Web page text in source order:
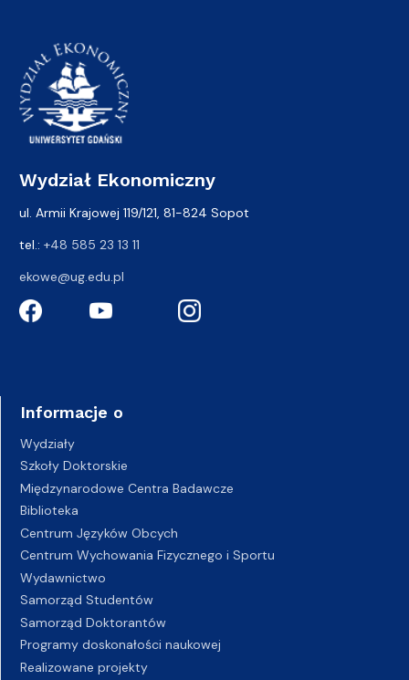
Wydział Ekonomiczny
ul. Armii Krajowej 119/121, 81-824 Sopot
tel.: +48 585 23 13 11
ekowe@ug.edu.pl
Informacje o
Wydziały
Szkoły Doktorskie
Międzynarodowe Centra Badawcze
Biblioteka
Centrum Języków Obcych
Centrum Wychowania Fizycznego i Sportu
Wydawnictwo
Samorząd Studentów
Samorząd Doktorantów
Programy doskonałości naukowej
Realizowane projekty